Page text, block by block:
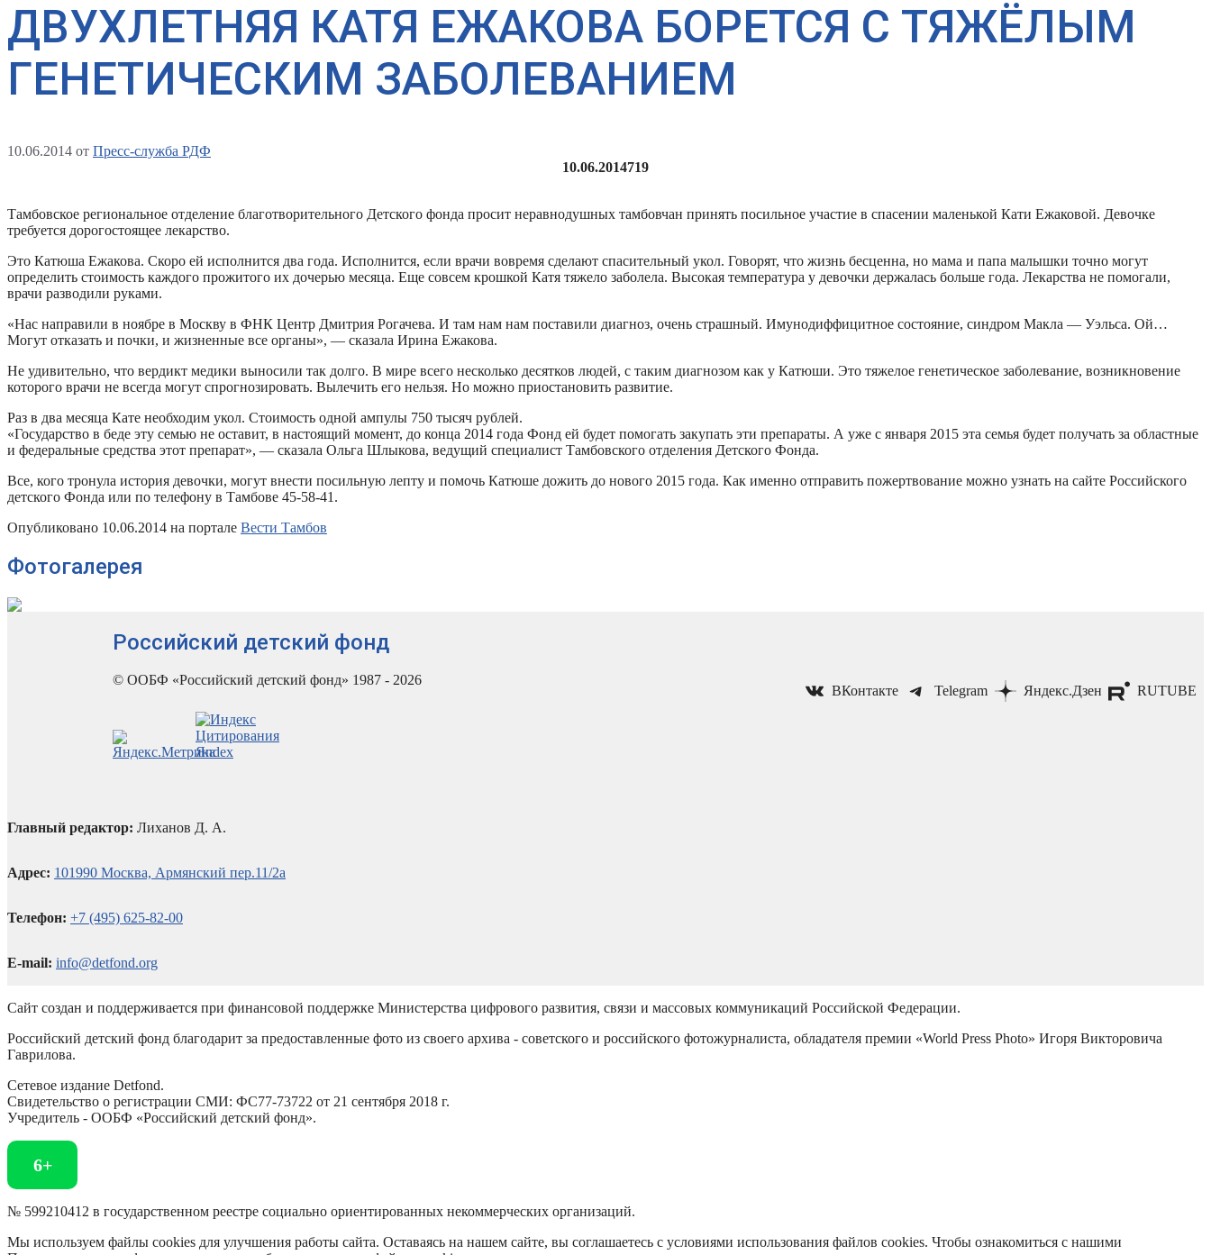
ДВУХЛЕТНЯЯ КАТЯ ЕЖАКОВА БОРЕТСЯ С ТЯЖЁЛЫМ
ГЕНЕТИЧЕСКИМ ЗАБОЛЕВАНИЕМ
10.06.2014 от Пресс-служба РДФ
10.06.2014719
Тамбовское региональное отделение благотворительного Детского фонда просит неравнодушных тамбовчан принять посильное участие в спасении маленькой Кати Ежаковой. Девочке
требуется дорогостоящее лекарство.
Это Катюша Ежакова. Скоро ей исполнится два года. Исполнится, если врачи вовремя сделают спасительный укол. Говорят, что жизнь бесценна, но мама и папа малышки точно могут
определить стоимость каждого прожитого их дочерью месяца. Еще совсем крошкой Катя тяжело заболела. Высокая температура у девочки держалась больше года. Лекарства не помогали,
врачи разводили руками.
«Нас направили в ноябре в Москву в ФНК Центр Дмитрия Рогачева. И там нам нам поставили диагноз, очень страшный. Имунодиффицитное состояние, синдром Макла — Уэльса. Ой…
Могут отказать и почки, и жизненные все органы», — сказала Ирина Ежакова.
Не удивительно, что вердикт медики выносили так долго. В мире всего несколько десятков людей, с таким диагнозом как у Катюши. Это тяжелое генетическое заболевание, возникновение
которого врачи не всегда могут спрогнозировать. Вылечить его нельзя. Но можно приостановить развитие.
Раз в два месяца Кате необходим укол. Стоимость одной ампулы 750 тысяч рублей.
«Государство в беде эту семью не оставит, в настоящий момент, до конца 2014 года Фонд ей будет помогать закупать эти препараты. А уже с января 2015 эта семья будет получать за областные
и федеральные средства этот препарат», — сказала Ольга Шлыкова, ведущий специалист Тамбовского отделения Детского Фонда.
Все, кого тронула история девочки, могут внести посильную лепту и помочь Катюше дожить до нового 2015 года. Как именно отправить пожертвование можно узнать на сайте Российского
детского Фонда или по телефону в Тамбове 45-58-41.
Опубликовано 10.06.2014 на портале Вести Тамбов
Фотогалерея
Российский детский фонд
© ООБФ «Российский детский фонд» 1987 - 2026
ВКонтакте Telegram Яндекс.Дзен RUTUBE
Главный редактор: Лиханов Д. А.
Адрес: 101990 Москва, Армянский пер.11/2а
Телефон: +7 (495) 625-82-00
E-mail: info@detfond.org
Сайт создан и поддерживается при финансовой поддержке Министерства цифрового развития, связи и массовых коммуникаций Российской Федерации.
Российский детский фонд благодарит за предоставленные фото из своего архива - советского и российского фотожурналиста, обладателя премии «World Press Photo» Игоря Викторовича
Гаврилова.
Сетевое издание Detfond.
Свидетельство о регистрации СМИ: ФС77-73722 от 21 сентября 2018 г.
Учредитель - ООБФ «Российский детский фонд».
6+
№ 599210412 в государственном реестре социально ориентированных некоммерческих организаций.
Мы используем файлы cookies для улучшения работы сайта. Оставаясь на нашем сайте, вы соглашаетесь с условиями использования файлов cookies. Чтобы ознакомиться с нашими